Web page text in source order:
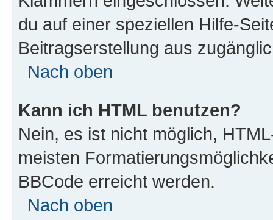
du auf einer speziellen Hilfe-
Beitragserstellung aus
Nach oben
Kann ich HTML benutzen?
Nein, es ist nicht möglich,
meisten
BBCode erreicht werden.
Nach oben